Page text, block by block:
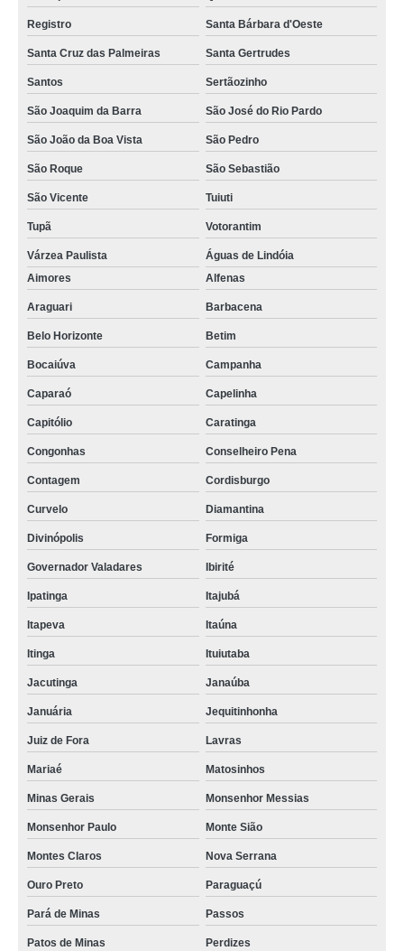
Registro Santa Bárbara d'Oeste
Santa Cruz das Palmeiras Santa Gertrudes
Santos Sertãozinho
São Joaquim da Barra São José do Rio Pardo
São João da Boa Vista São Pedro
São Roque São Sebastião
São Vicente Tuiuti
Tupã Votorantim
Várzea Paulista
Águas de Lindóia
Aimores
Alfenas
Araguari Barbacena
Belo Horizonte Betim
Bocaiúva Campanha
Caparaó Capelinha
Capitólio Caratinga
Congonhas Conselheiro Pena
Contagem Cordisburgo
Curvelo Diamantina
Divinópolis Formiga
Governador Valadares Ibirité
Ipatinga Itajubá
Itapeva Itaúna
Itinga Ituiutaba
Jacutinga Janaúba
Januária Jequitinhonha
Juiz de Fora Lavras
Mariaé Matosinhos
Minas Gerais Monsenhor Messias
Monsenhor Paulo Monte Sião
Montes Claros Nova Serrana
Ouro Preto Paraguaçú
Pará de Minas Passos
Patos de Minas Perdizes